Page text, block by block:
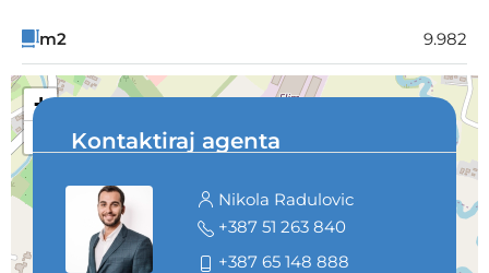
m2 9.982
+
Kontaktiraj agenta
Nikola Radulovic
+387 51 263 840
+387 65 148 888